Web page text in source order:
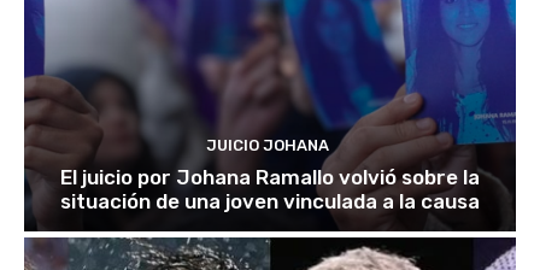
JUICIO JOHANA
El juicio por Johana Ramallo volvió sobre la
situación de una joven vinculada a la causa